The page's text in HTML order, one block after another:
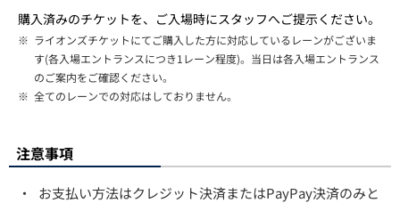
購入済みのチケットを、ご入場時にスタッフへご提示ください。
※ ライオンズチケットにてご購入した方に対応しているレーンがございま
す(各入場エントランスにつき1レーン程度)。当日は各入場エントランス
のご案内をご確認ください。
※ 全てのレーンでの対応はしておりません。
注意事項
・
お支払い方法はクレジット決済またはPayPay決済のみと